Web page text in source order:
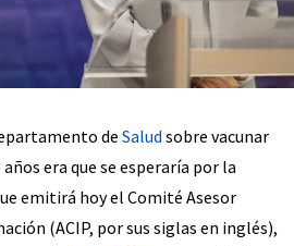
deSalud sobre vacunar
era que se esperaría por la
emitirá hoy el Comité Asesor
(ACIP, por sus siglas en inglés),